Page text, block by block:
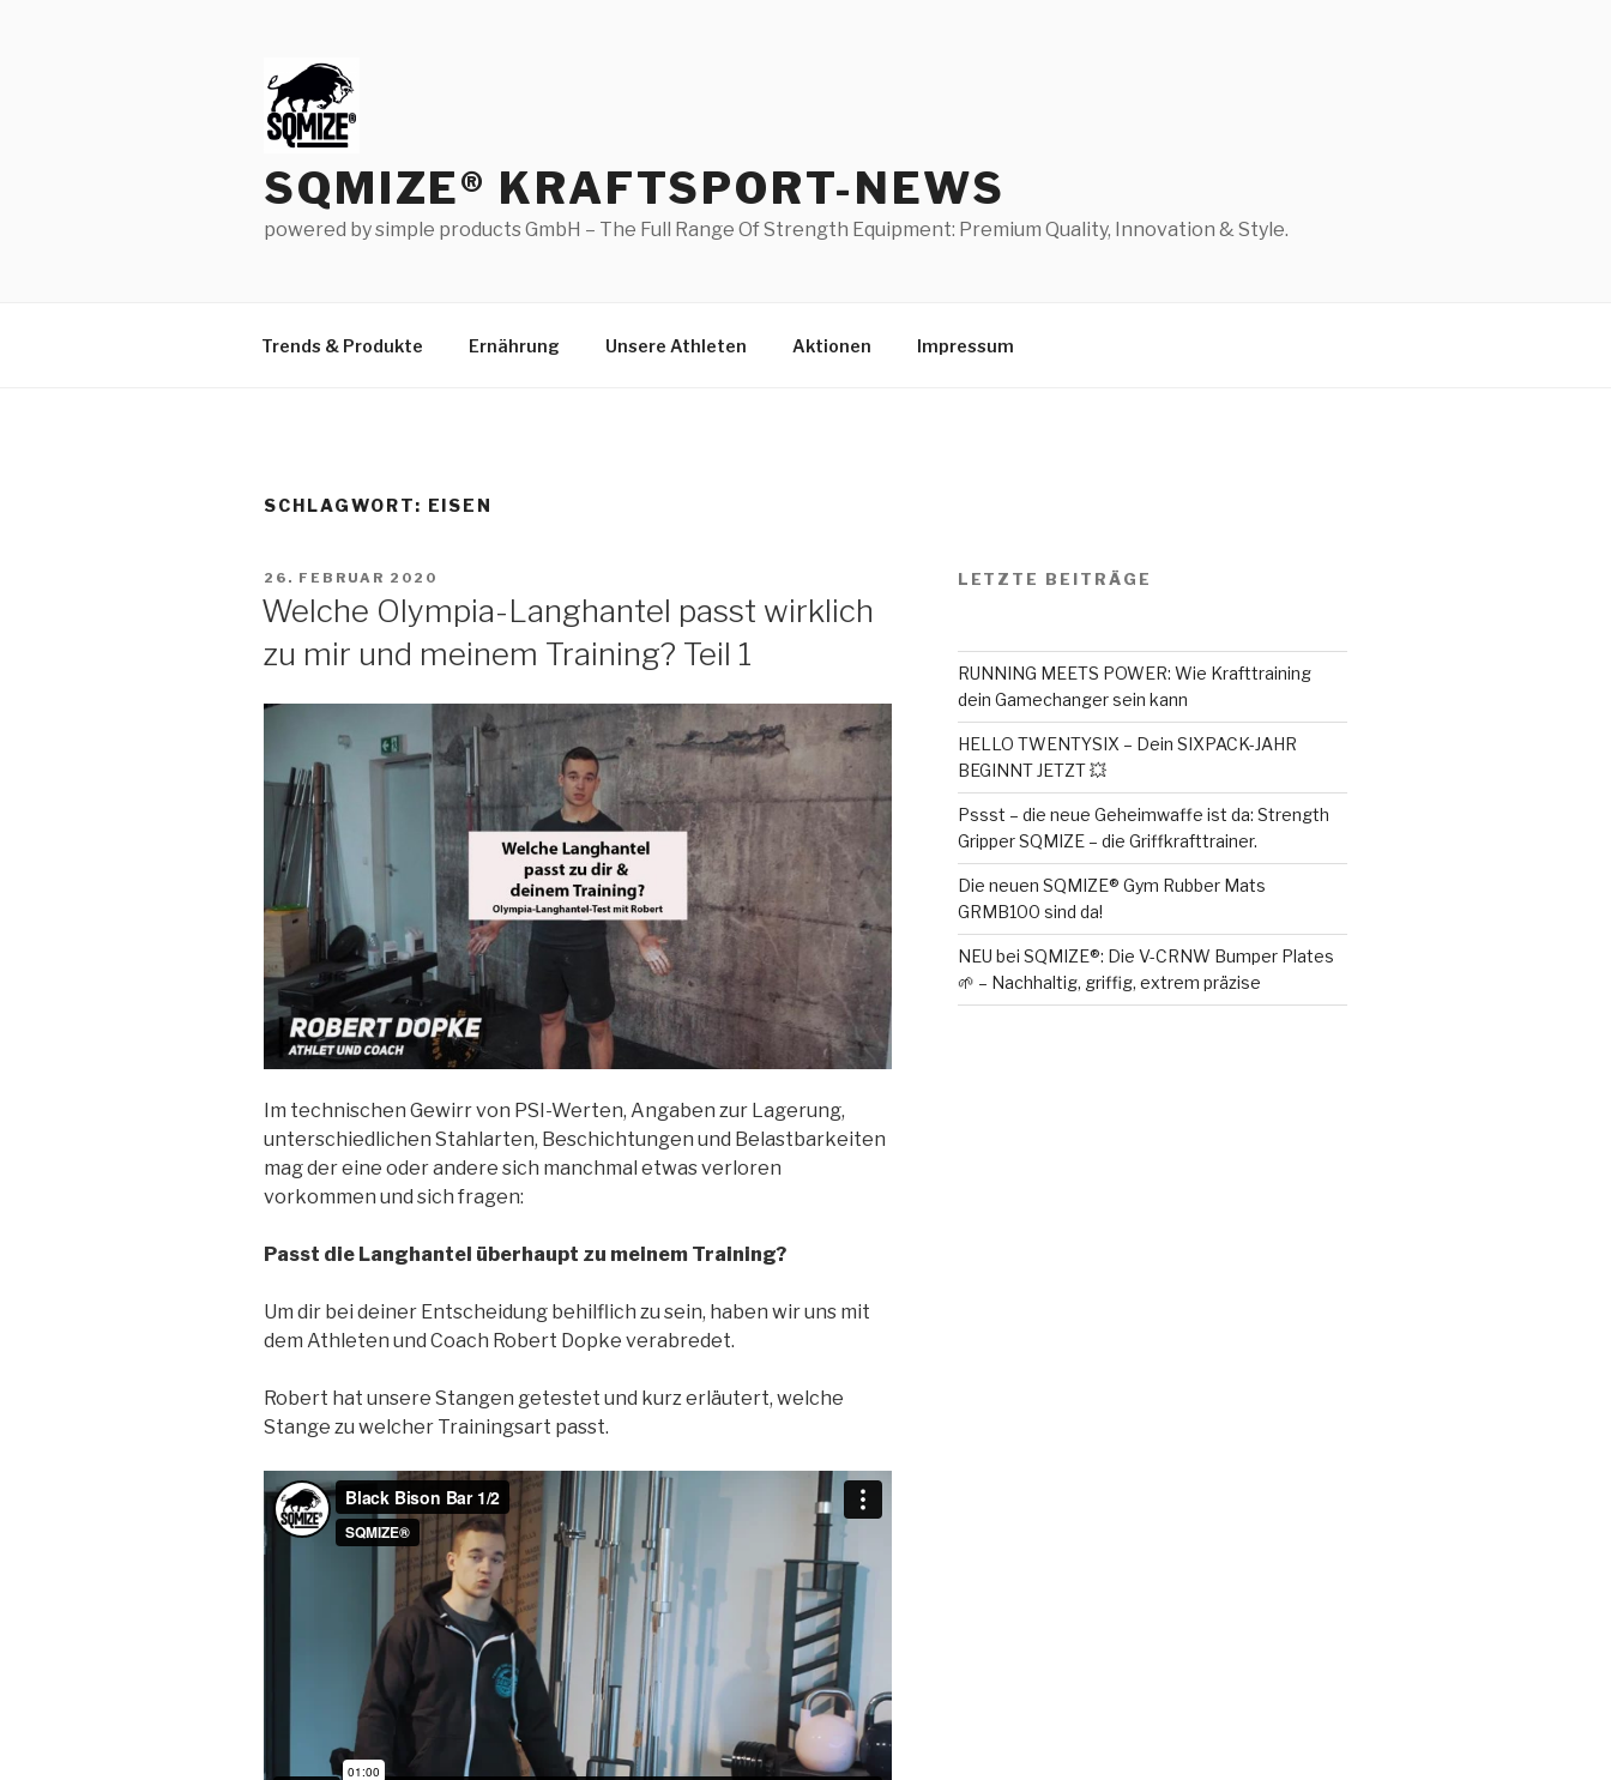
SQMIZE® KRAFTSPORT-NEWS
powered by simple products GmbH – The Full Range Of Strength Equipment: Premium Quality, Innovation & Style.
Trends & Produkte Ernährung Unsere Athleten Aktionen Impressum
SCHLAGWORT: EISEN
VERÖFFENTLICHT
26. FEBRUAR 2020
Welche Olympia-Langhantel passt wirklich
zu mir und meinem Training? Teil 1
Im technischen Gewirr von PSI-Werten, Angaben zur Lagerung,
unterschiedlichen Stahlarten, Beschichtungen und Belastbarkeiten
mag der eine oder andere sich manchmal etwas verloren
vorkommen und sich fragen:
Passt die Langhantel überhaupt zu meinem Training?
Um dir bei deiner Entscheidung behilflich zu sein, haben wir uns mit
dem Athleten und Coach Robert Dopke verabredet.
Robert hat unsere Stangen getestet und kurz erläutert, welche
Stange zu welcher Trainingsart passt.
LETZTE BEITRÄGE
RUNNING MEETS POWER: Wie Krafttraining
dein Gamechanger sein kann
HELLO TWENTYSIX – Dein SIXPACK-JAHR
BEGINNT JETZT 💥
Pssst – die neue Geheimwaffe ist da: Strength
Gripper SQMIZE – die Griffkrafttrainer.
Die neuen SQMIZE® Gym Rubber Mats
GRMB100 sind da!
NEU bei SQMIZE®: Die V-CRNW Bumper Plates
🌱 – Nachhaltig, griffig, extrem präzise